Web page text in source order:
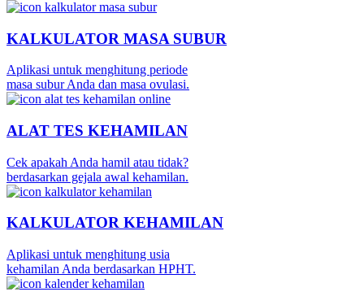
KALKULATOR MASA SUBUR
Aplikasi untuk menghitung periode
masa subur Anda dan masa ovulasi.
ALAT TES KEHAMILAN
Cek apakah Anda hamil atau tidak?
berdasarkan gejala awal kehamilan.
KALKULATOR KEHAMILAN
Aplikasi untuk menghitung usia
kehamilan Anda berdasarkan HPHT.